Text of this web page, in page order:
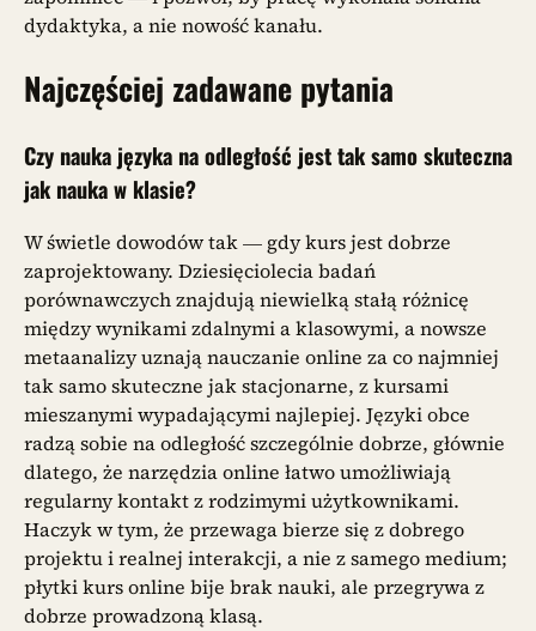
dydaktyka, a nie nowość kanału.
Najczęściej zadawane pytania
Czy nauka języka na odległość jest tak samo skuteczna
jak nauka w klasie?
W świetle dowodów tak — gdy kurs jest dobrze
zaprojektowany. Dziesięciolecia badań
porównawczych znajdują niewielką stałą różnicę
między wynikami zdalnymi a klasowymi, a nowsze
metaanalizy uznają nauczanie online za co najmniej
tak samo skuteczne jak stacjonarne, z kursami
mieszanymi wypadającymi najlepiej. Języki obce
radzą sobie na odległość szczególnie dobrze, głównie
dlatego, że narzędzia online łatwo umożliwiają
regularny kontakt z rodzimymi użytkownikami.
Haczyk w tym, że przewaga bierze się z dobrego
projektu i realnej interakcji, a nie z samego medium;
płytki kurs online bije brak nauki, ale przegrywa z
dobrze prowadzoną klasą.